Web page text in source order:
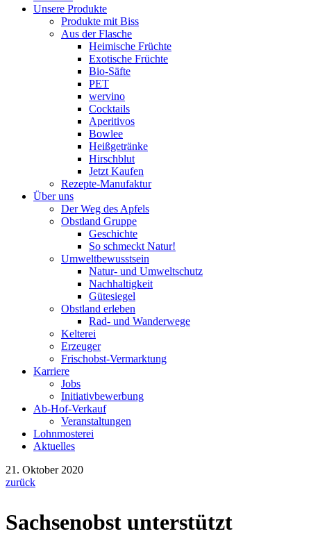
Unsere Produkte
Produkte mit Biss
Aus der Flasche
Heimische Früchte
Exotische Früchte
Bio-Säfte
PET
wervino
Cocktails
Aperitivos
Bowlee
Heißgetränke
Hirschblut
Jetzt Kaufen
Rezepte-Manufaktur
Über uns
Der Weg des Apfels
Obstland Gruppe
Geschichte
So schmeckt Natur!
Umweltbewusstsein
Natur- und Umweltschutz
Nachhaltigkeit
Gütesiegel
Obstland erleben
Rad- und Wanderwege
Kelterei
Erzeuger
Frischobst-Vermarktung
Karriere
Jobs
Initiativbewerbung
Ab-Hof-Verkauf
Veranstaltungen
Lohnmosterei
Aktuelles
21. Oktober 2020
zurück
Sachsenobst unterstützt